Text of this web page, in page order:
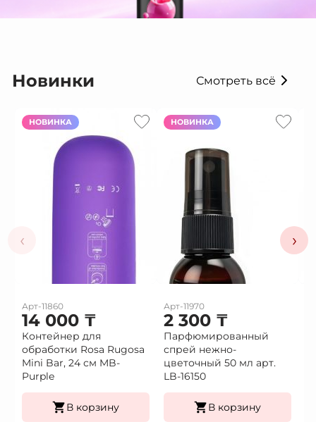
Новинки Смотреть всё
‹
НОВИНКА
Арт-11860
14 000 ₸
Контейнер для
обработки Rosa Rugosa
Mini Bar, 24 см MB-
Purple
В корзину
НОВИНКА
Арт-11970
2 300 ₸
Парфюмированный
спрей нежно-
цветочный 50 мл арт.
LB-16150
В корзину
›